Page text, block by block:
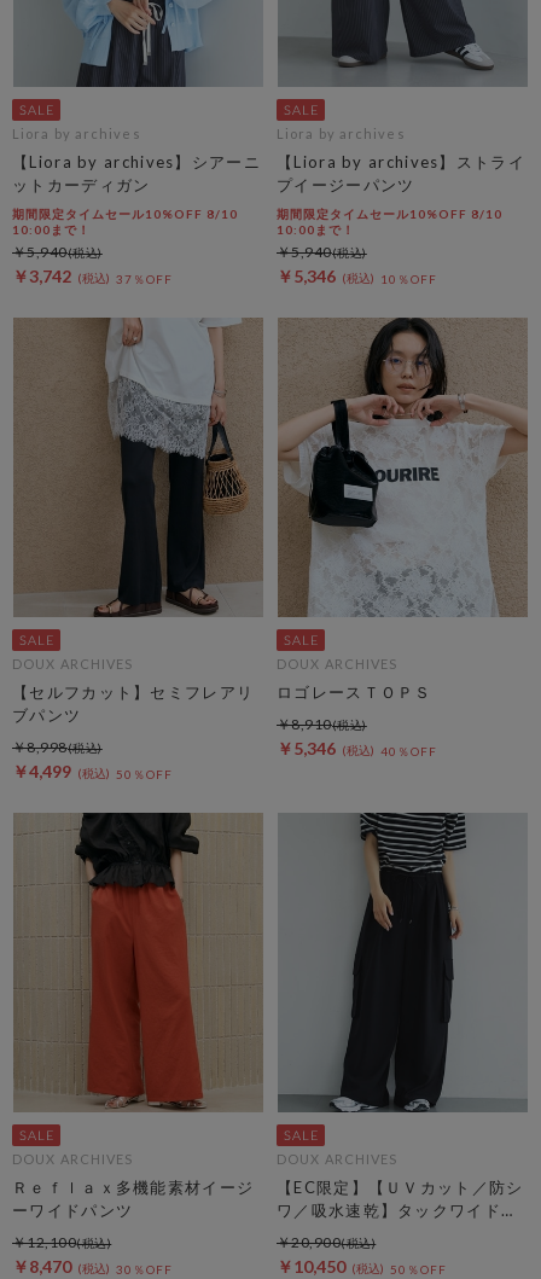
Liora by archives
【Liora by archives】シアーニ
ットカーディガン
期間限定タイムセール10%OFF 8/10
10:00まで！
￥3,742 37％OFF
￥5,940
Liora by archives
【Liora by archives】ストライ
プイージーパンツ
期間限定タイムセール10%OFF 8/10
10:00まで！
￥5,346 10％OFF
￥5,940
DOUX ARCHIVES
【セルフカット】セミフレアリ
ブパンツ
￥4,499 50％OFF
￥8,998
DOUX ARCHIVES
ロゴレースＴＯＰＳ
￥5,346 40％OFF
￥8,910
DOUX ARCHIVES
Ｒｅｆｌａｘ多機能素材イージ
ーワイドパンツ
￥8,470 30％OFF
￥12,100
DOUX ARCHIVES
【EC限定】【ＵＶカット／防シ
ワ／吸水速乾】タックワイドカ
ーゴパンツ
￥10,450 50％OFF
￥20,900